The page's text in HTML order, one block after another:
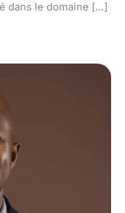
dans le domaine […]